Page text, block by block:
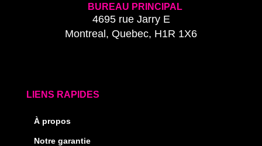
BUREAU PRINCIPAL
4695 rue Jarry E
Montreal, Quebec, H1R 1X6
LIENS RAPIDES
À propos
Notre garantie